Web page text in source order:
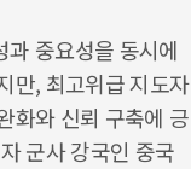
중요성을 동시에
만, 최고위급 지도자
화와 신뢰 구축에 긍
군사 강국인 중국